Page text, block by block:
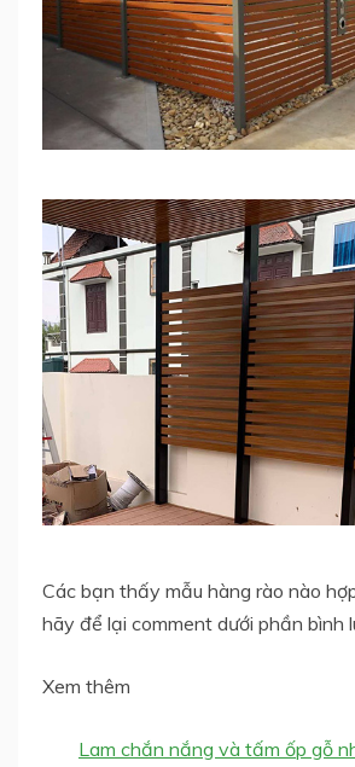
Các bạn thấy mẫu hàng rào nào
hãy để lại comment dưới phần bình
Xem thêm
Lam chắn nắng và tấm ốp gỗ